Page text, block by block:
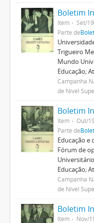
Boletim
Item
Set/
Parte de
Trigueiro
Mundo
Educação;
Campanha
de Nível
Boletim
Item
Out/
Parte de
Educação e
Fórum de
Educação;
Campanha
de Nível
Boletim
Item
Nov/